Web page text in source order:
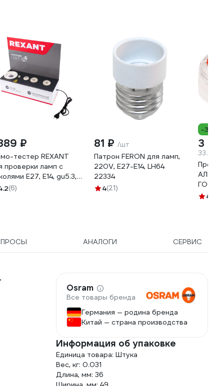
₽
тестер REXANT
проверки ламп с
Е27, Е14, gu5.3,
604-801
(6)
81 ₽ /шт
Патрон FERON для ламп,
220V, E27-E14, LH64
22334
4(21)
-3%
3
33.44
ГОСТ
4.8
АНАЛОГИ СЕРВИС
Osram
Все товары бренда
Германия — родина бренда
Китай — страна производства
Информация об упаковке
Единица товара: Штука
Вес, кг: 0.031
Длина, мм: 36